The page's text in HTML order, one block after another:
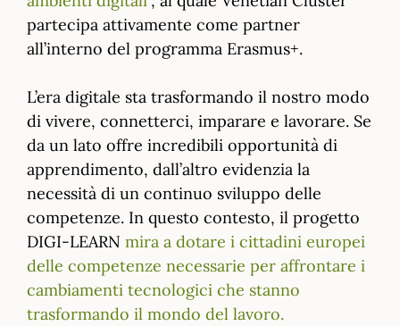
partecipa attivamente come partner
all’interno del programma Erasmus+.
L’era digitale sta trasformando il nostro modo
di vivere, connetterci, imparare e lavorare. Se
da un lato offre incredibili opportunità di
apprendimento, dall’altro evidenzia la
necessità di un continuo sviluppo delle
competenze. In questo contesto, il progetto
DIGI-LEARN mira a dotare i cittadini europei
delle competenze necessarie per affrontare i
cambiamenti tecnologici che stanno
trasformando il mondo del lavoro.